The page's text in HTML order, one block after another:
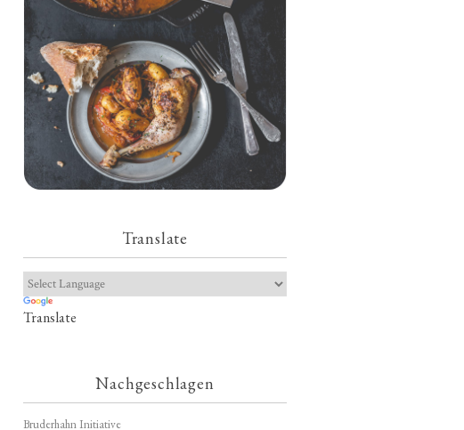
Geschmorte Hähnchenschenkel auf
Paprikakraut und kleinen Kartoffeln
Translate
Translate
Nachgeschlagen
Bruderhahn Initiative